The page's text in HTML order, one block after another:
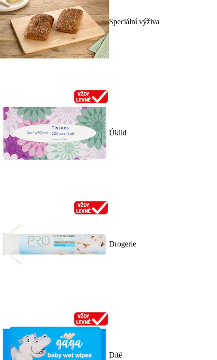
Speciální výživa
Úklid
Drogerie
Dítě